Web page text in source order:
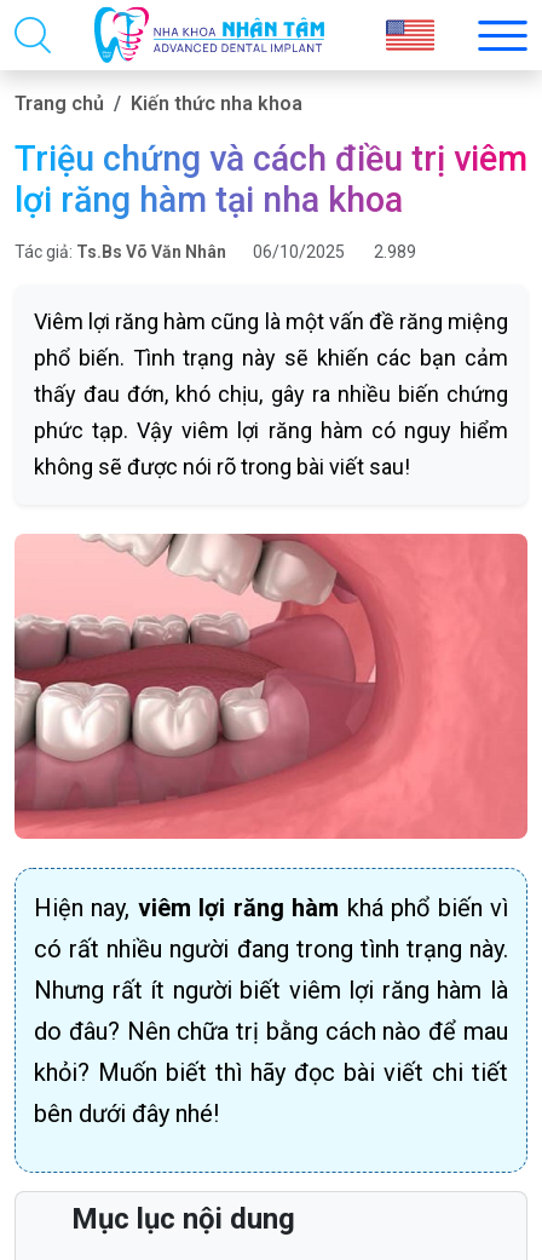
Trang chủ Kiến thức nha khoa
Triệu chứng và cách điều trị viêm
lợi răng hàm tại nha khoa
Tác giả: Ts.Bs Võ Văn Nhân 06/10/2025 2.989
Viêm lợi răng hàm cũng là một vấn đề răng miệng
phổ biến. Tình trạng này sẽ khiến các bạn cảm
thấy đau đớn, khó chịu, gây ra nhiều biến chứng
phức tạp. Vậy viêm lợi răng hàm có nguy hiểm
không sẽ được nói rõ trong bài viết sau!
Hiện nay, viêm lợi răng hàm khá phổ biến vì
có rất nhiều người đang trong tình trạng này.
Nhưng rất ít người biết viêm lợi răng hàm là
do đâu? Nên chữa trị bằng cách nào để mau
khỏi? Muốn biết thì hãy đọc bài viết chi tiết
bên dưới đây nhé!
Mục lục nội dung